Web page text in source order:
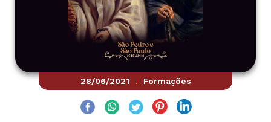
28/06/2021 . Formações